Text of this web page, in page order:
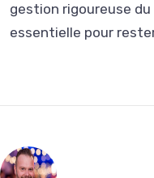
gestion rigoureuse
essentielle pour